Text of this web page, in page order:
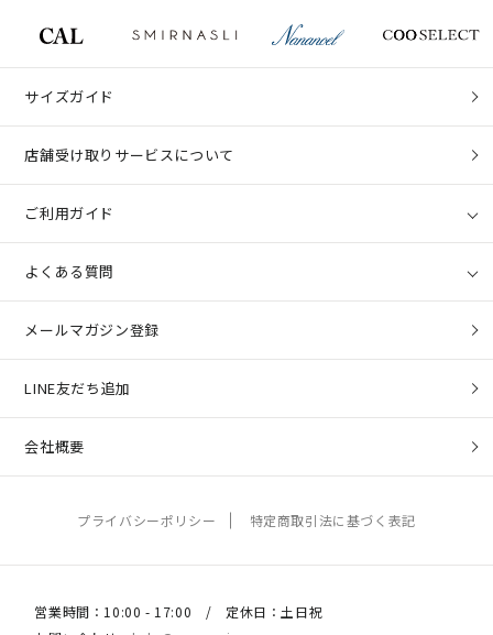
サイズガイド
店舗受け取りサービスについて
ご利用ガイド
よくある質問
メールマガジン登録
LINE友だち追加
会社概要
プライバシーポリシー 特定商取引法に基づく表記
営業時間：10:00 - 17:00 / 定休日：土日祝